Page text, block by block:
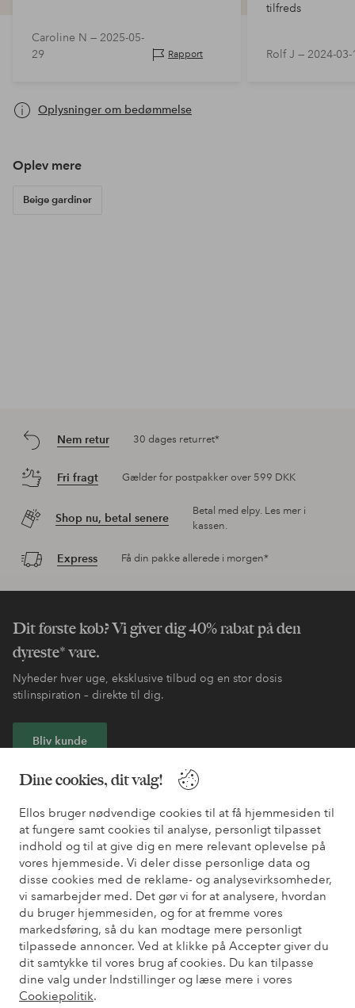
Dine cookies, dit valg!
Ellos bruger nødvendige cookies til at få hjemmesiden til
at fungere samt cookies til analyse, personligt tilpasset
indhold og til at give dig en mere relevant oplevelse på
vores hjemmeside. Vi deler disse personlige data og
disse cookies med de reklame- og analysevirksomheder,
vi samarbejder med. Det gør vi for at analysere, hvordan
du bruger hjemmesiden, og for at fremme vores
markedsføring, så du kan modtage mere personligt
tilpassede annoncer. Ved at klikke på Accepter giver du
dit samtykke til vores brug af cookies. Du kan tilpasse
dine valg under Indstillinger og læse mere i vores
Cookiepolitik.
Caroline N — 2025-05-
29
Rapport
tilfreds
Rolf J — 2024-03-
Oplysninger om bedømmelse
Oplev mere
Beige gardiner
Nem retur 30 dages returret*
Fri fragt Gælder for postpakker over 599 DKK
Shop nu, betal senere
Betal med elpy. Les mer i
kassen.
Express Få din pakke allerede i morgen*
Dit første køb? Vi giver dig 40% rabat på den
dyreste* vare.
Nyheder hver uge, eksklusive tilbud og en stor dosis
stilinspiration – direkte til dig.
Bliv kunde
* Se tilbudsbetingelser ved registrering
Har du brug for hjælp?
Du kan finde svar på de oftest stillede spørgsmål i vores FAQ.
Du kan også finde oplysninger om, hvordan du kontakter os.
Kundeservice Bestilling Betalingsmåde
Mine sider